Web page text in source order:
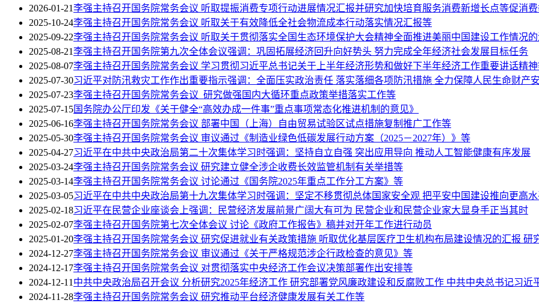
2026-01-21李强主持召开国务院常务会议 听取提振消费专项行动进展情况汇报并研究加快培育服务消费新增长点等促消
2025-10-24李强主持召开国务院常务会议 听取关于有效降低全社会物流成本行动落实情况汇报等
2025-09-22李强主持召开国务院常务会议 听取关于贯彻落实全国生态环境保护大会精神全面推进美丽中国建设工作情况
2025-08-21李强主持召开国务院第九次全体会议强调：巩固拓展经济回升向好势头 努力完成全年经济社会发展目标任务
2025-08-07李强主持召开国务院常务会议 学习贯彻习近平总书记关于上半年经济形势和做好下半年经济工作重要讲话精
2025-07-30习近平对防汛救灾工作作出重要指示强调：全面压实政治责任 落实落细各项防汛措施 全力保障人民生命财产
2025-07-23李强主持召开国务院常务会议 研究做强国内大循环重点政策举措落实工作等
2025-07-15国务院办公厅印发《关于健全“高效办成一件事”重点事项常态化推进机制的意见》
2025-06-16李强主持召开国务院常务会议 部署中国（上海）自由贸易试验区试点措施复制推广工作等
2025-05-30李强主持召开国务院常务会议 审议通过《制造业绿色低碳发展行动方案（2025－2027年）》等
2025-04-27习近平在中共中央政治局第二十次集体学习时强调：坚持自立自强 突出应用导向 推动人工智能健康有序发展
2025-03-24李强主持召开国务院常务会议 研究建立健全涉企收费长效监管机制有关举措等
2025-03-14李强主持召开国务院常务会议 讨论通过《国务院2025年重点工作分工方案》等
2025-03-05习近平在中共中央政治局第十九次集体学习时强调：坚定不移贯彻总体国家安全观 把平安中国建设推向更高
2025-02-18习近平在民营企业座谈会上强调：民营经济发展前景广阔大有可为 民营企业和民营企业家大显身手正当其时
2025-02-07李强主持召开国务院第七次全体会议 讨论《政府工作报告》稿并对开年工作进行动员
2025-01-20李强主持召开国务院常务会议 研究促进就业有关政策措施 听取优化基层医疗卫生机构布局建设情况的汇报 研
2024-12-27李强主持召开国务院常务会议 审议通过《关于严格规范涉企行政检查的意见》等
2024-12-17李强主持召开国务院常务会议 对贯彻落实中央经济工作会议决策部署作出安排等
2024-12-11中共中央政治局召开会议 分析研究2025年经济工作 研究部署党风廉政建设和反腐败工作 中共中央总书记习近
2024-11-28李强主持召开国务院常务会议 研究推动平台经济健康发展有关工作等